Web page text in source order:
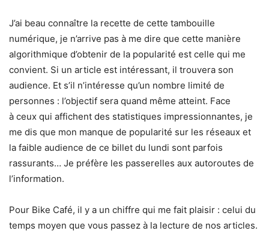
J’ai beau connaître la recette de cette tambouille
numérique, je n’arrive pas à me dire que cette manière
algorithmique d’obtenir de la popularité est celle qui me
convient. Si un article est intéressant, il trouvera son
audience. Et s’il n’intéresse qu’un nombre limité de
personnes : l’objectif sera quand même atteint. Face
à ceux qui affichent des statistiques impressionnantes, je
me dis que mon manque de popularité sur les réseaux et
la faible audience de ce billet du lundi sont parfois
rassurants… Je préfère les passerelles aux autoroutes de
l’information.
Pour Bike Café, il y a un chiffre qui me fait plaisir : celui du
temps moyen que vous passez à la lecture de nos articles.